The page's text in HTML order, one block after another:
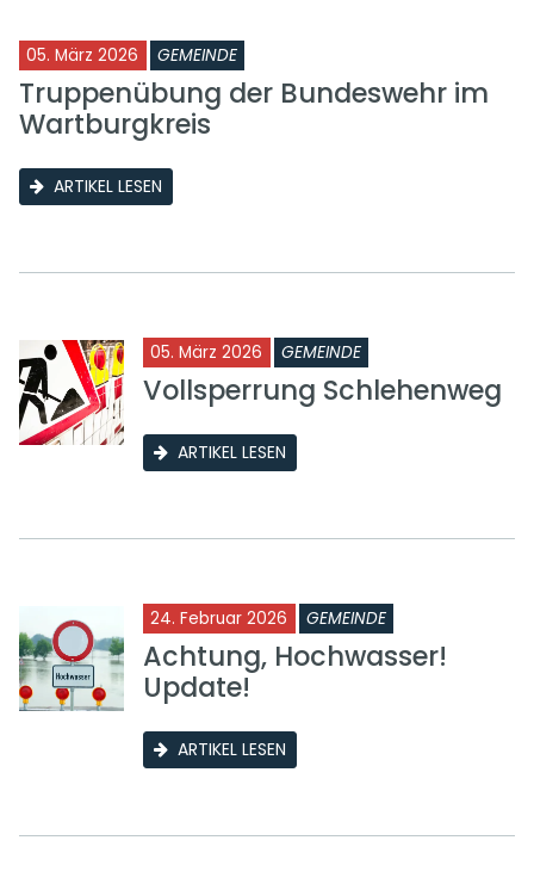
05. März 2026 GEMEINDE
Truppenübung der Bundeswehr im
Wartburgkreis
ARTIKEL LESEN
05. März 2026 GEMEINDE
Vollsperrung Schlehenweg
ARTIKEL LESEN
24. Februar 2026 GEMEINDE
Achtung, Hochwasser!
Update!
ARTIKEL LESEN